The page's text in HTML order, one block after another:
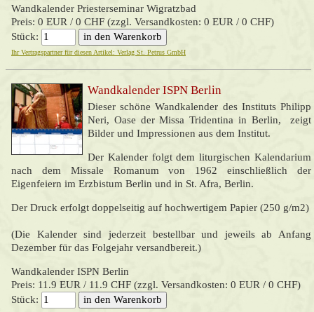
Wandkalender Priesterseminar Wigratzbad
Preis: 0 EUR / 0 CHF (zzgl. Versandkosten: 0 EUR / 0 CHF)
Stück:
Ihr Vertragspartner für diesen Artikel: Verlag St. Petrus GmbH
Wandkalender ISPN Berlin
Dieser schöne Wandkalender des Instituts Philipp
Neri, Oase der Missa Tridentina in Berlin, zeigt
Bilder und Impressionen aus dem Institut.
Der Kalender folgt dem liturgischen Kalendarium
nach dem Missale Romanum von 1962 einschließlich der
Eigenfeiern im Erzbistum Berlin und in St. Afra, Berlin.
Der Druck erfolgt doppelseitig auf hochwertigem Papier (250 g/m2)
(Die Kalender sind jederzeit bestellbar und jeweils ab Anfang
Dezember für das Folgejahr versandbereit.)
Wandkalender ISPN Berlin
Preis: 11.9 EUR / 11.9 CHF (zzgl. Versandkosten: 0 EUR / 0 CHF)
Stück: